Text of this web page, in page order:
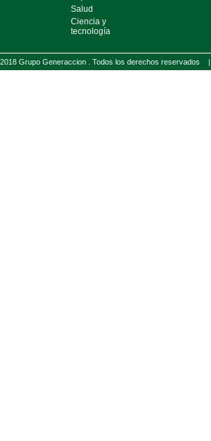
Salud
Ciencia y
tecnología
2018 Grupo Generaccion . Todos los derechos reservados |